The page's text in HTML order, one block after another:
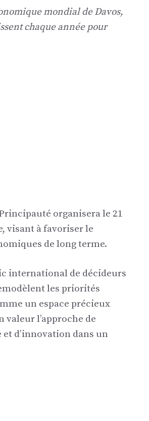
mondial de Davos,
chaque année pour
organisera le 21
visant à favoriser le
de long terme.
international de décideurs
les priorités
un espace précieux
l’approche de
d’innovation dans un